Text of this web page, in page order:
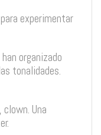
experimentar
organizado
tonalidades.
Una